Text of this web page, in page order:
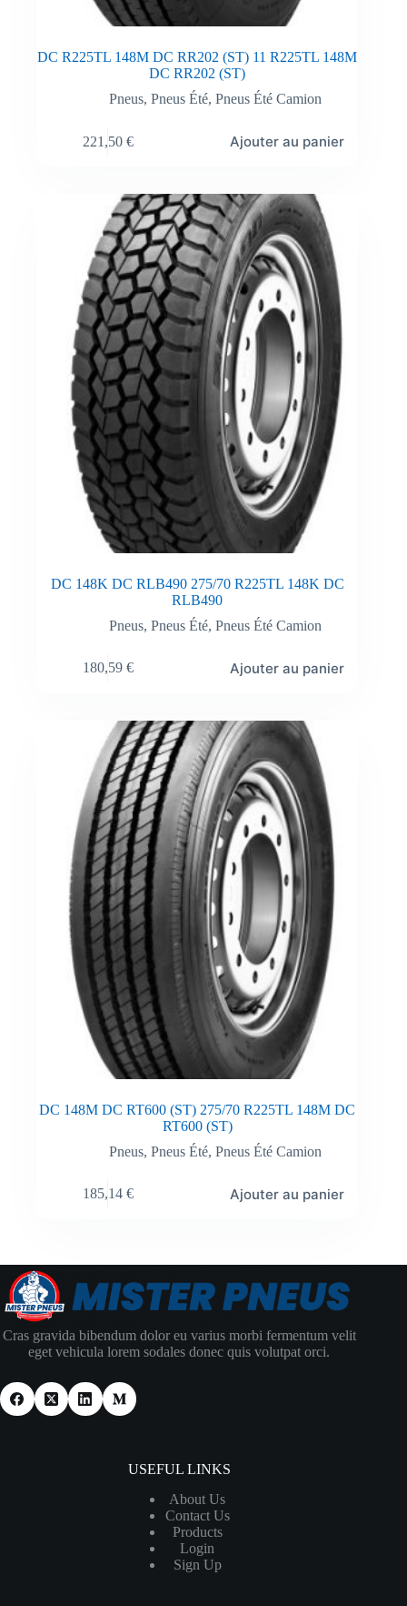
DC R225TL 148M DC RR202 (ST) 11 R225TL 148M
DC RR202 (ST)
Pneus,Pneus Été,Pneus Été Camion
221,50 € Ajouter au panier
DC 148K DC RLB490 275/70 R225TL 148K DC
RLB490
Pneus,Pneus Été,Pneus Été Camion
180,59 € Ajouter au panier
DC 148M DC RT600 (ST) 275/70 R225TL 148M DC
RT600 (ST)
Pneus,Pneus Été,Pneus Été Camion
185,14 € Ajouter au panier
Cras gravida bibendum dolor eu varius morbi fermentum velit
eget vehicula lorem sodales donec quis volutpat orci.
USEFUL LINKS
About Us
Contact Us
Products
Login
Sign Up